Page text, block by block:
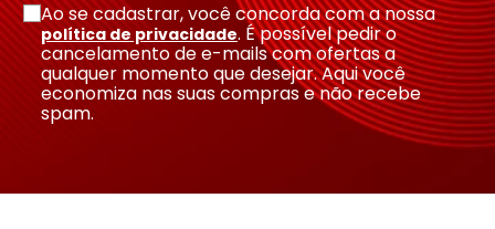
Ao se cadastrar, você concorda com a nossa
política de privacidade. É possível pedir o
cancelamento de e-mails com ofertas a
qualquer momento que desejar. Aqui você
economiza nas suas compras e não recebe
spam.